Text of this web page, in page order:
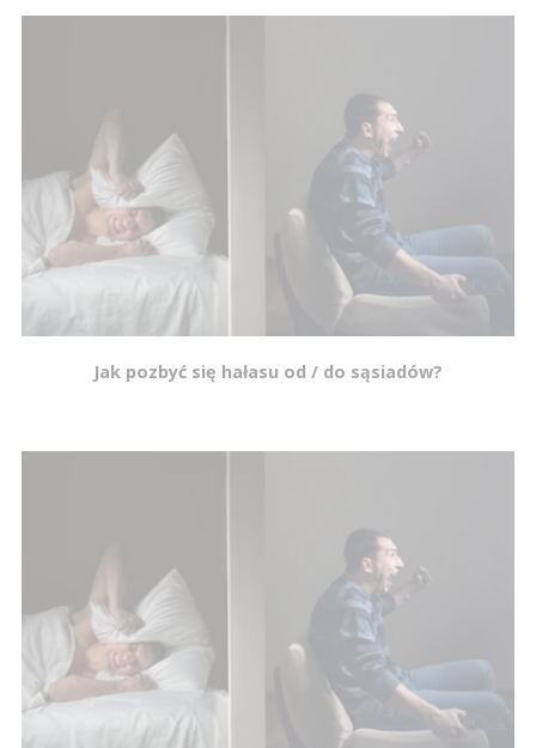
Jak pozbyć się hałasu od / do sąsiadów?